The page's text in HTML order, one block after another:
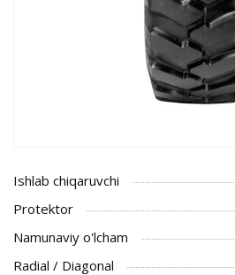
Ishlab chiqaruvchi
Protektor
Namunaviy o'lcham
Radial / Diagonal